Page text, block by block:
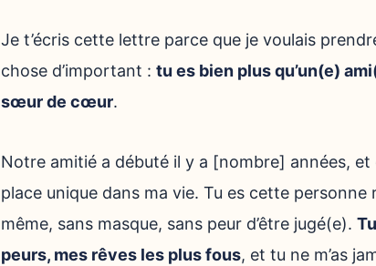
Je t’écris cette lettre parce que je voulais
chose d’important : tu es bien plus qu’un(e)
sœur de cœur.
Notre amitié a débuté il y a [nombre] années,
place unique dans ma vie. Tu es cette
même, sans masque, sans peur d’être jugé(e).
peurs, mes rêves les plus fous, et tu ne m’as